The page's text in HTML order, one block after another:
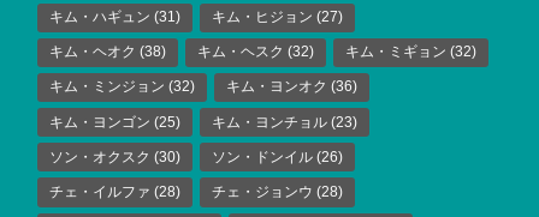
キム・ハギュン (31) キム・ヒジョン (27)
キム・ヘオク (38) キム・ヘスク (32) キム・ミギョン (32)
キム・ミンジョン (32) キム・ヨンオク (36)
キム・ヨンゴン (25) キム・ヨンチョル (23)
ソン・オクスク (30) ソン・ドンイル (26)
チェ・イルファ (28) チェ・ジョンウ (28)